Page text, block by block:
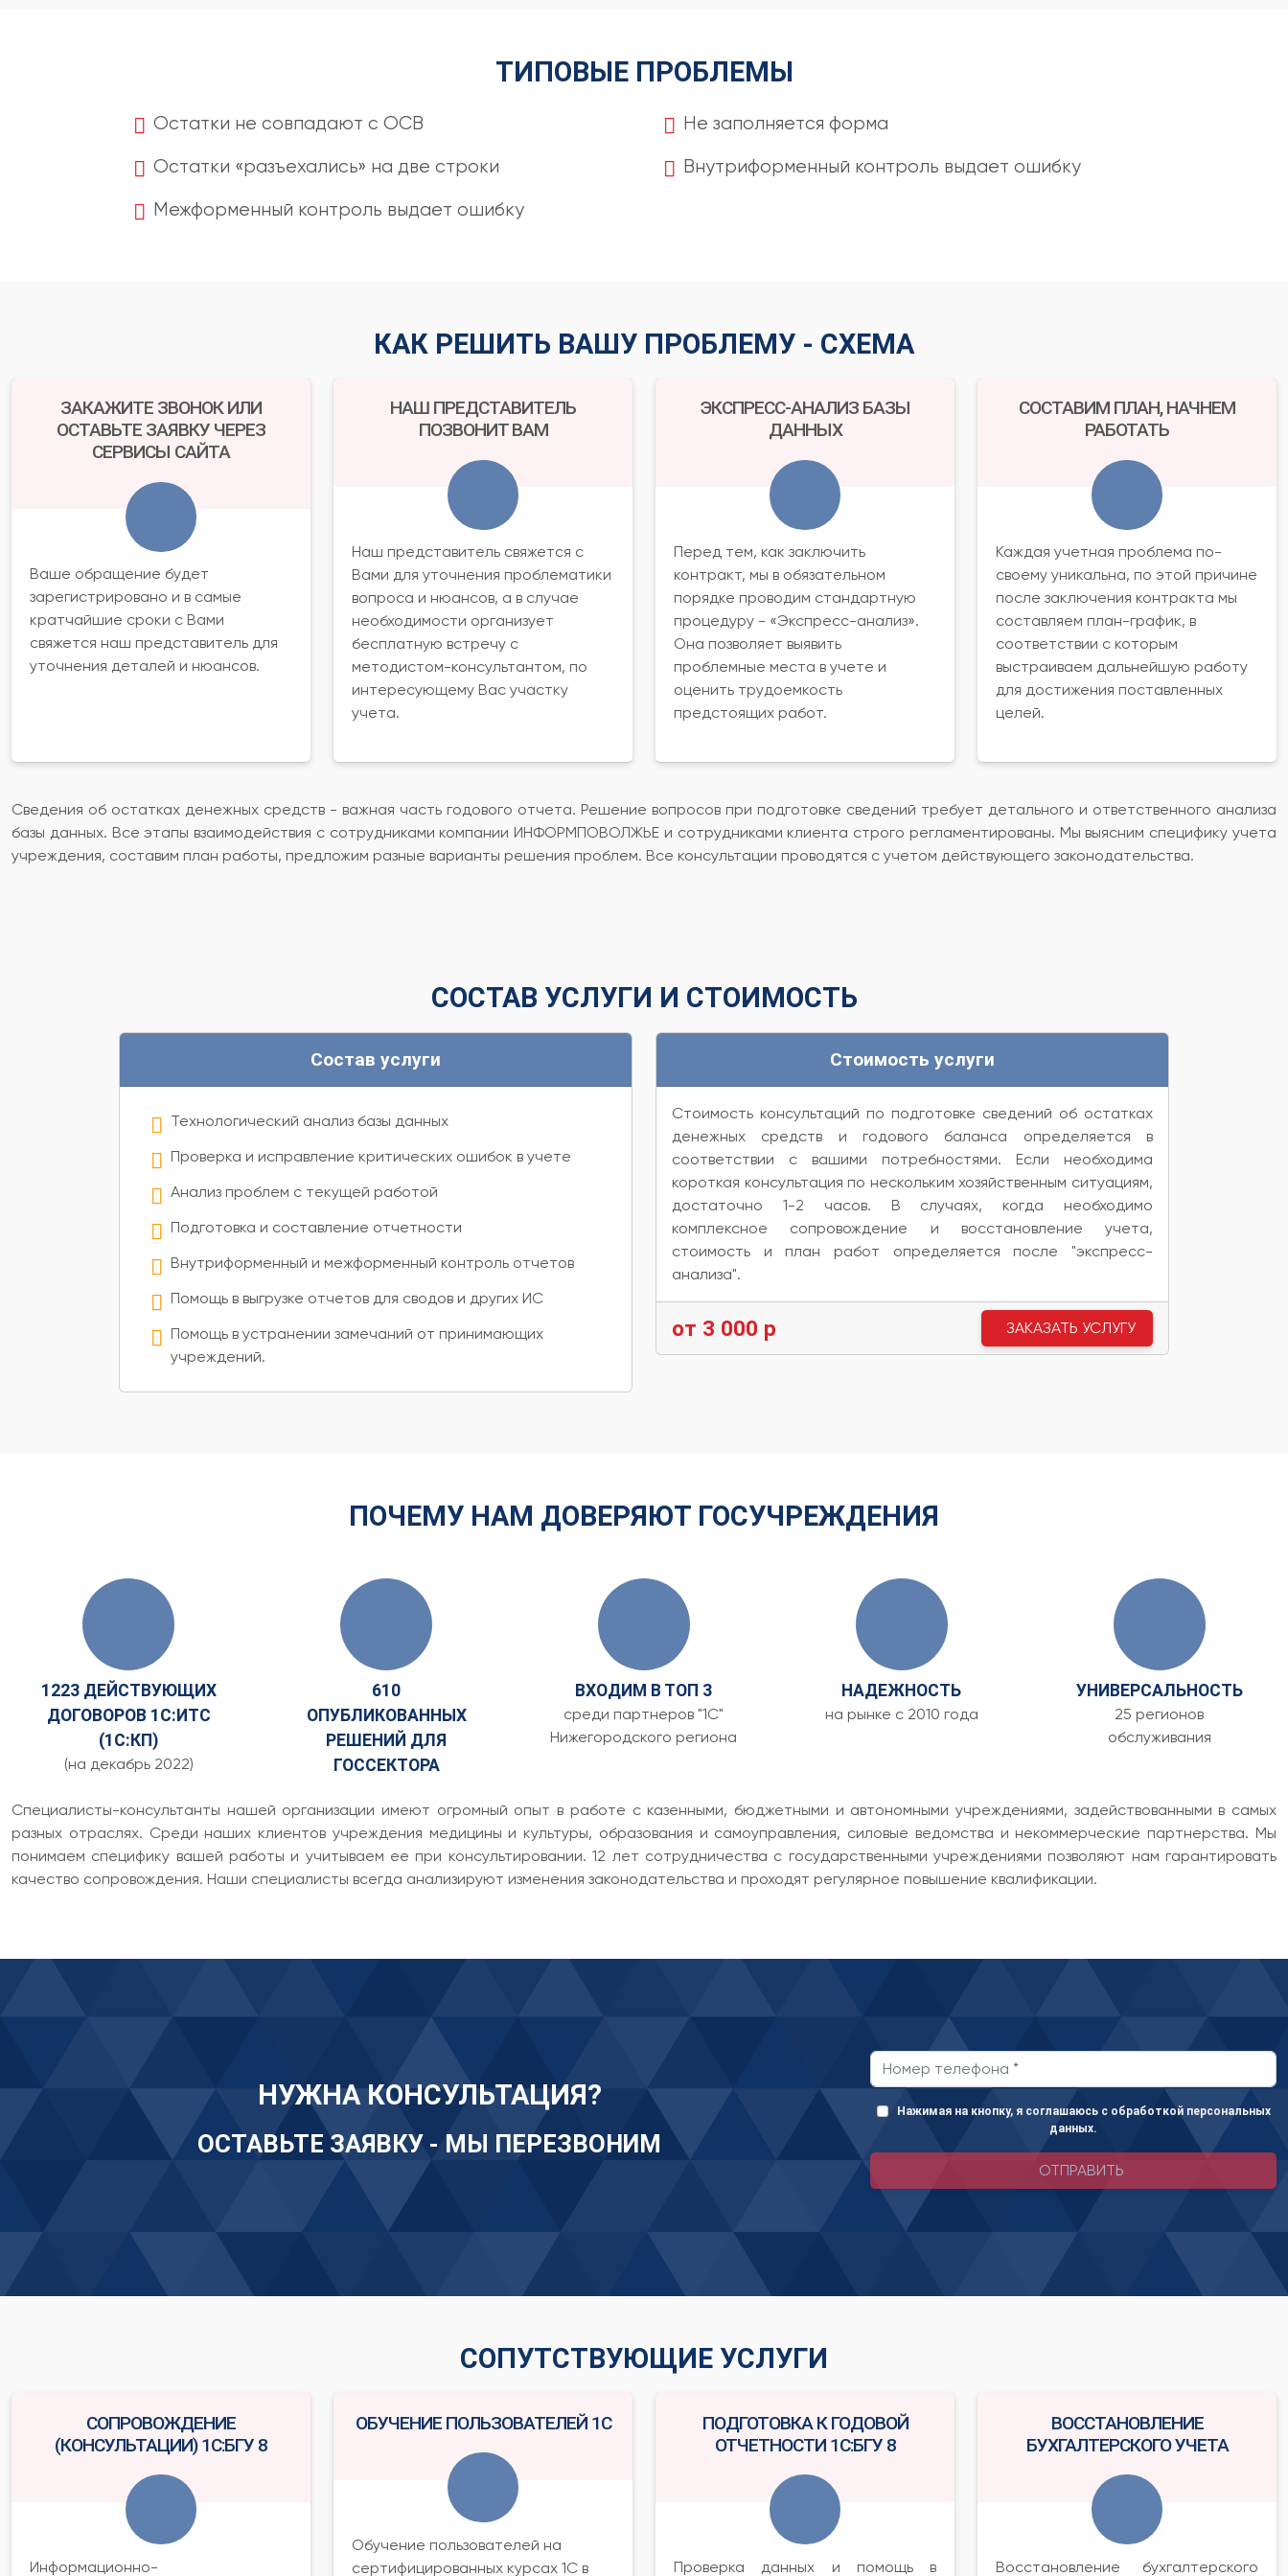
ТИПОВЫЕ ПРОБЛЕМЫ
Остатки не совпадают с ОСВ
Не заполняется форма
Остатки «разъехались» на две строки
Внутриформенный контроль выдает ошибку
Межформенный контроль выдает ошибку
КАК РЕШИТЬ ВАШУ ПРОБЛЕМУ - СХЕМА
ЗАКАЖИТЕ ЗВОНОК ИЛИ
ОСТАВЬТЕ ЗАЯВКУ ЧЕРЕЗ
СЕРВИСЫ САЙТА
Ваше обращение будет
зарегистрировано и в самые
кратчайшие сроки с Вами
свяжется наш представитель для
уточнения деталей и нюансов.
НАШ ПРЕДСТАВИТЕЛЬ
ПОЗВОНИТ ВАМ
Наш представитель свяжется с
Вами для уточнения проблематики
вопроса и нюансов, а в случае
необходимости организует
бесплатную встречу с
методистом-консультантом, по
интересующему Вас участку
учета.
ЭКСПРЕСС-АНАЛИЗ БАЗЫ
ДАННЫХ
Перед тем, как заключить
контракт, мы в обязательном
порядке проводим стандартную
процедуру - «Экспресс-анализ».
Она позволяет выявить
проблемные места в учете и
оценить трудоемкость
предстоящих работ.
СОСТАВИМ ПЛАН, НАЧНЕМ
РАБОТАТЬ
Каждая учетная проблема по-
своему уникальна, по этой причине
после заключения контракта мы
составляем план-график, в
соответствии с которым
выстраиваем дальнейшую работу
для достижения поставленных
целей.
Сведения об остатках денежных средств - важная часть годового отчета. Решение вопросов при подготовке сведений требует детального и ответственного анализа
базы данных. Все этапы взаимодействия с сотрудниками компании ИНФОРМПОВОЛЖЬЕ и сотрудниками клиента строго регламентированы. Мы выясним специфику учета
учреждения, составим план работы, предложим разные варианты решения проблем. Все консультации проводятся с учетом действующего законодательства.
СОСТАВ УСЛУГИ И СТОИМОСТЬ
Состав услуги
Технологический анализ базы данных
Проверка и исправление критических ошибок в учете
Анализ проблем с текущей работой
Подготовка и составление отчетности
Внутриформенный и межформенный контроль отчетов
Помощь в выгрузке отчетов для сводов и других ИС
Помощь в устранении замечаний от принимающих
учреждений.
Стоимость услуги
Стоимость консультаций по подготовке сведений об остатках
денежных средств и годового баланса определяется в
соответствии с вашими потребностями. Если необходима
короткая консультация по нескольким хозяйственным ситуациям,
достаточно 1-2 часов. В случаях, когда необходимо
комплексное сопровождение и восстановление учета,
стоимость и план работ определяется после "экспресс-
анализа".
от 3 000 р ЗАКАЗАТЬ УСЛУГУ
ПОЧЕМУ НАМ ДОВЕРЯЮТ ГОСУЧРЕЖДЕНИЯ
1223 ДЕЙСТВУЮЩИХ
ДОГОВОРОВ 1С:ИТС
(1С:КП)
(на декабрь 2022)
610
ОПУБЛИКОВАННЫХ
РЕШЕНИЙ ДЛЯ
ГОССЕКТОРА
ВХОДИМ В ТОП 3
среди партнеров "1С"
Нижегородского региона
НАДЕЖНОСТЬ
на рынке с 2010 года
УНИВЕРСАЛЬНОСТЬ
25 регионов
обслуживания
Специалисты-консультанты нашей организации имеют огромный опыт в работе с казенными, бюджетными и автономными учреждениями, задействованными в самых
разных отраслях. Среди наших клиентов учреждения медицины и культуры, образования и самоуправления, силовые ведомства и некоммерческие партнерства. Мы
понимаем специфику вашей работы и учитываем ее при консультировании. 12 лет сотрудничества с государственными учреждениями позволяют нам гарантировать
качество сопровождения. Наши специалисты всегда анализируют изменения законодательства и проходят регулярное повышение квалификации.
НУЖНА КОНСУЛЬТАЦИЯ?
ОСТАВЬТЕ ЗАЯВКУ - МЫ ПЕРЕЗВОНИМ
Нажимая на кнопку, я соглашаюсь с обработкой персональных
данных.
ОТПРАВИТЬ
СОПУТСТВУЮЩИЕ УСЛУГИ
СОПРОВОЖДЕНИЕ
(КОНСУЛЬТАЦИИ) 1С:БГУ 8
Информационно-
ОБУЧЕНИЕ ПОЛЬЗОВАТЕЛЕЙ 1С
Обучение пользователей на
сертифицированных курсах 1С в
ПОДГОТОВКА К ГОДОВОЙ
ОТЧЕТНОСТИ 1С:БГУ 8
Проверка данных и помощь в
ВОССТАНОВЛЕНИЕ
БУХГАЛТЕРСКОГО УЧЕТА
Восстановление бухгалтерского